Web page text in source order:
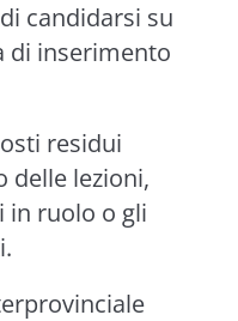
candidarsi su
di inserimento
residui
delle lezioni,
in ruolo o gli